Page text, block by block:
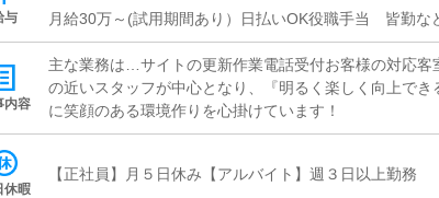
与 月給30万～(試用期間あり）日払いOK役職手当 皆勤な
内容
主な業務は…サイトの更新作業電話受付お客様の対応
の近いスタッフが中心となり、『明るく楽しく向上で
に笑顔のある環境作りを心掛けています！
休暇
【正社員】月５日休み【アルバイト】週３日以上勤務